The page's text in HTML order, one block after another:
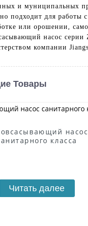
и муниципальных
подходит для
или орошении,
насос серии
компании
Товары
насос
класса
Читать далее